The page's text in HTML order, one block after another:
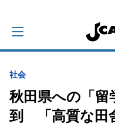
社会
秋田県への「留
到 「高質な田